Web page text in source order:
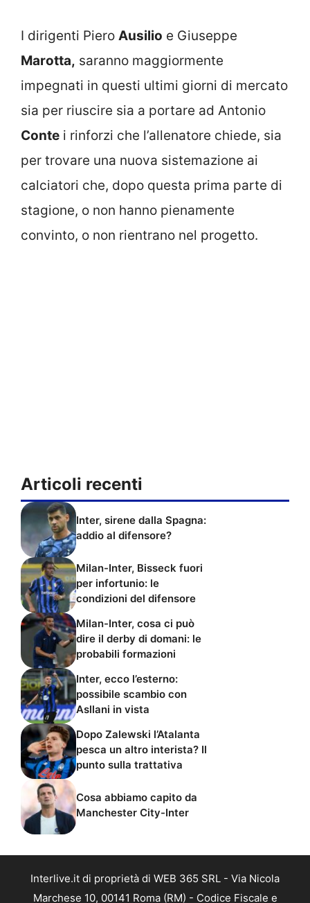
I dirigenti Piero Ausilio e Giuseppe
Marotta, saranno maggiormente
impegnati in questi ultimi giorni di mercato
sia per riuscire sia a portare ad Antonio
Conte i rinforzi che l’allenatore chiede, sia
per trovare una nuova sistemazione ai
calciatori che, dopo questa prima parte di
stagione, o non hanno pienamente
convinto, o non rientrano nel progetto.
Articoli recenti
Inter, sirene dalla Spagna:
addio al difensore?
Milan-Inter, Bisseck fuori
per infortunio: le
condizioni del difensore
Milan-Inter, cosa ci può
dire il derby di domani: le
probabili formazioni
Inter, ecco l’esterno:
possibile scambio con
Asllani in vista
Dopo Zalewski l’Atalanta
pesca un altro interista? Il
punto sulla trattativa
Cosa abbiamo capito da
Manchester City-Inter
Interlive.it di proprietà di WEB 365 SRL - Via Nicola
Marchese 10, 00141 Roma (RM) - Codice Fiscale e